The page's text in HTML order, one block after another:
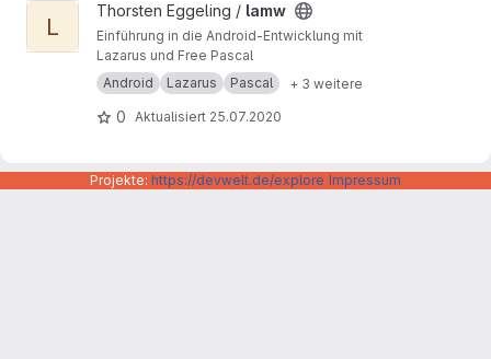
Projekt lamw ansehen
L
Thorsten Eggeling / lamw
Einführung in die Android-Entwicklung mit
Lazarus und Free Pascal
Android
Lazarus Pascal + 3 weitere
0 Aktualisiert 25.07.2020
Projekte: https://devwelt.de/explore Impressum